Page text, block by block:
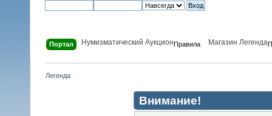
Портал Нумизматический АукционПравила Магазин Легенда
Легенда
Внимание!